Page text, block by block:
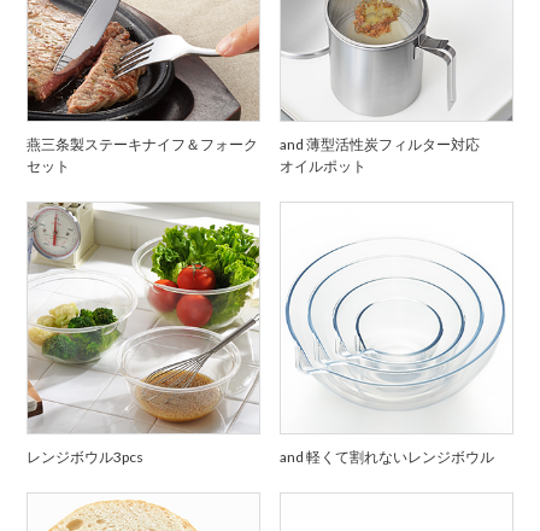
燕三条製ステーキナイフ＆フォーク
セット
and 薄型活性炭フィルター対応
オイルポット
レンジボウル3pcs and 軽くて割れないレンジボウル